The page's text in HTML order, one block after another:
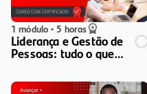
1 módulo • 5 horas
Liderança e Gestão de
Pessoas: tudo o que
você precisa saber